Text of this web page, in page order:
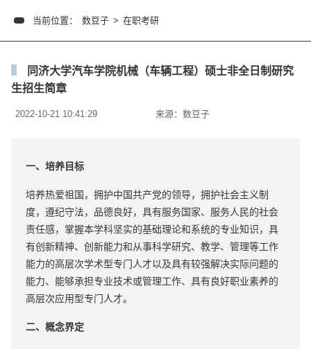
当前位置： 数豆子 > 在职考研
同济大学汽车学院机械（车辆工程）硕士非全日制研究
生招生简章
2022-10-21 10:41:29 来源： 数豆子
一、培养目标
培养热爱祖国，拥护中国共产党的领导，拥护社会主义制
度，遵纪守法，品德良好，具有服务国家、服务人民的社会
责任感，掌握本学科坚实的基础理论和系统的专业知识，具
有创新精神、创新能力和从事科学研究、教学、管理等工作
能力的高层次学术型专门人才以及具有较强解决实际问题的
能力、能够承担专业技术或管理工作、具有良好职业素养的
高层次应用型专门人才。
二、概念界定